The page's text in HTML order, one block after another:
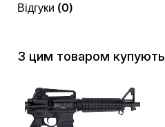
Відгуки (0)
З цим товаром купують